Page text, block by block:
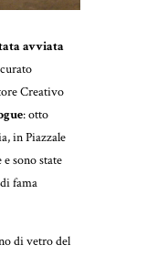
avviata
Creativo
: otto
in Piazzale
sono state
fama
di vetro del